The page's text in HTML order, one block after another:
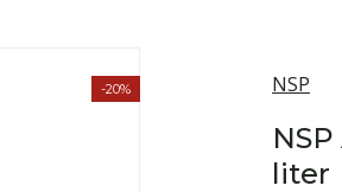
-20% NSP
liter